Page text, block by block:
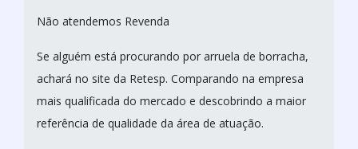
Não atendemos Revenda
Se alguém está procurando por arruela de borracha,
achará no site da Retesp. Comparando na empresa
mais qualificada do mercado e descobrindo a maior
referência de qualidade da área de atuação.